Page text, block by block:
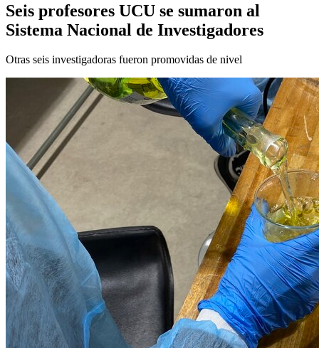
Seis profesores UCU se sumaron al
Sistema Nacional de Investigadores
Otras seis investigadoras fueron promovidas de nivel